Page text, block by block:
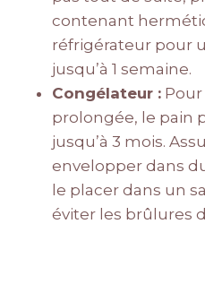
contenant
réfrigérateur pour
jusqu’à 1 semaine.
Congélateur :
prolongée, le pain
jusqu’à 3 mois.
envelopper dans
le placer dans un
éviter les brûlures